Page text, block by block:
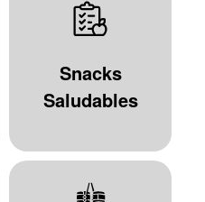
Snacks
Saludables